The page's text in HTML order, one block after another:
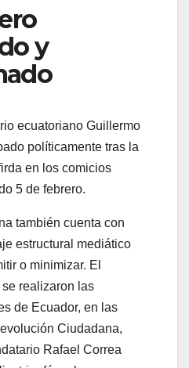
y
ecuatoriano Guillermo
políticamente tras la
en los comicios
5 de febrero.
también cuenta con
estructural mediático
o minimizar. El
realizaron las
de Ecuador, en las
Ciudadana,
Rafael Correa